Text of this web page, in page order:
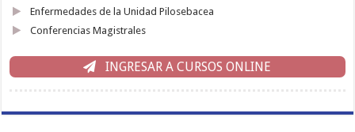
Enfermedades de la Unidad Pilosebacea
Conferencias Magistrales
INGRESAR A CURSOS ONLINE